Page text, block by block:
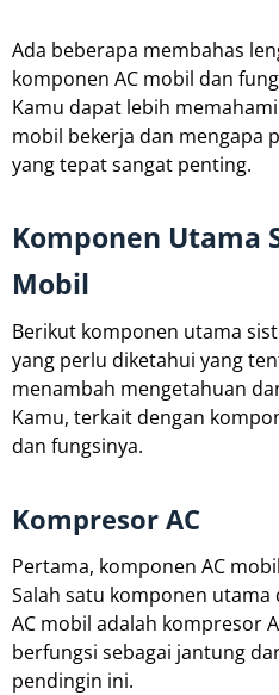
Ada beberapa membahas
komponen AC mobil dan
Kamu dapat lebih
mobil bekerja dan mengapa
yang tepat sangat penting.
Komponen Utama
Mobil
Berikut komponen utama
yang perlu diketahui yang
menambah mengetahuan
Kamu, terkait dengan
dan fungsinya.
Kompresor AC
Pertama, komponen AC
Salah satu komponen utama
AC mobil adalah kompresor
berfungsi sebagai jantung
pendingin ini.